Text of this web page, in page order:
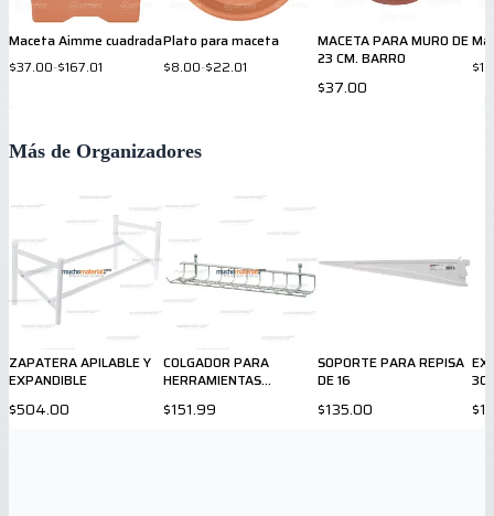
Maceta Aimme cuadrada
$37.00-$167.01
Plato para maceta
$8.00-$22.01
MACETA PARA MURO DE
23 CM. BARRO
$37.00
Más de Organizadores
ZAPATERA APILABLE Y
EXPANDIBLE
$504.00
COLGADOR PARA
HERRAMIENTAS
$151.99
SOPORTE PARA REPISA
DE 16
$135.00